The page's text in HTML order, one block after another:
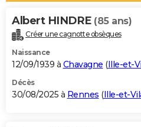
Alimentation
Guide de la santé
Maladies
Médicaments
Sommeil
VOYAGE
Destinations
City break
Voyage nature
Voyage de noces
Forum
Climat
+PHOTO
GUIDES D'ACHAT
BONS PLANS
Albert HINDRE (85 ans)
Créer une cagnotte obsèques
Naissance
12/09/1939 à Chavagne (Ille-et-
Décès
30/08/2025 à Rennes (Ille-et-